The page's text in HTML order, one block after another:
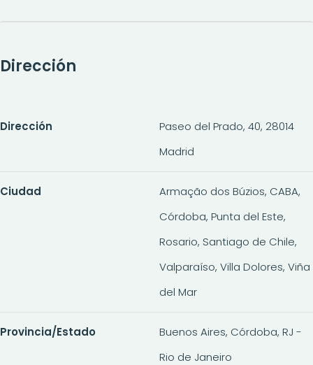
Dirección
Dirección
Paseo del Prado, 40, 28014
Madrid
Ciudad
Armação dos Búzios, CABA,
Córdoba, Punta del Este,
Rosario, Santiago de Chile,
Valparaíso, Villa Dolores, Viña
del Mar
Provincia/Estado
Buenos Aires, Córdoba, RJ -
Rio de Janeiro